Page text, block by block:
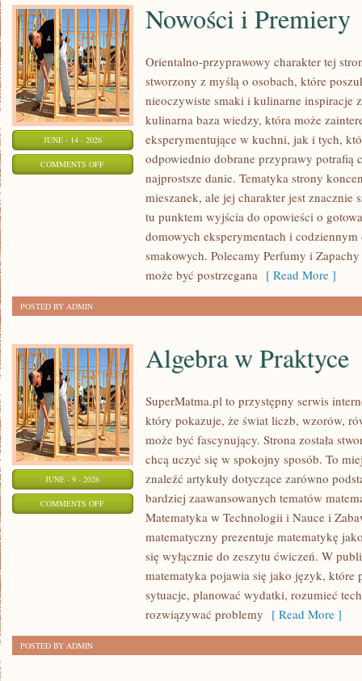
JUNE - 14 - 2026
COMMENTS OFFON
Nowości i Premiery
Orientalno-przyprawowy charakter tej
stworzony z myślą o osobach, które
nieoczywiste smaki i kulinarne inspiracje
kulinarna baza wiedzy, która może
eksperymentujące w kuchni, jak i tych,
odpowiednio dobrane przyprawy potrafią
najprostsze danie. Tematyka strony
mieszanek, ale jej charakter jest znacznie
tu punktem wyjścia do opowieści o
domowych eksperymentach i
smakowych. Polecamy Perfumy i
może być postrzegana [ Read More ]
POSTED BY ADMIN
JUNE - 9 - 2026
COMMENTS OFFON
PRAKTYCE
Algebra w Praktyce
SuperMatma.pl to przystępny serwis
który pokazuje, że świat liczb, wzorów,
może być fascynujący. Strona została
chcą uczyć się w spokojny sposób. To
znaleźć artykuły dotyczące zarówno
bardziej zaawansowanych tematów
Matematyka w Technologii i Nauce i
matematyczny prezentuje matematykę
się wyłącznie do zeszytu ćwiczeń. W
matematyka pojawia się jako język, które
sytuacje, planować wydatki, rozumieć
rozwiązywać problemy [ Read More ]
POSTED BY ADMIN